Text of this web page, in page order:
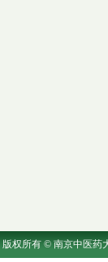
版权所有 © 南京中医药